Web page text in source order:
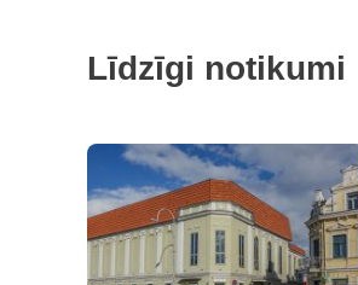
Līdzīgi notikumi